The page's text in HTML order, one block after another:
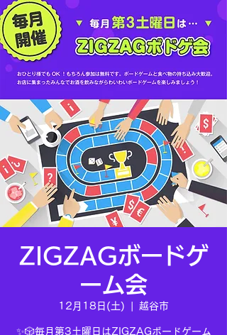
ZIGZAGボードゲ
ーム会
12月18日(土) 越谷市
✨🎲毎月第3土曜日はZIGZAGボードゲーム